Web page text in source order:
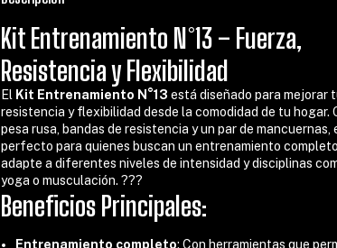
Kit Entrenamiento N°13 – Fuerza,
Resistencia y Flexibilidad
El Kit Entrenamiento N°13 está diseñado para mejorar
resistencia y flexibilidad desde la comodidad de tu hogar.
pesa rusa, bandas de resistencia y un par de mancuernas,
perfecto para quienes buscan un entrenamiento
adapte a diferentes niveles de intensidad y disciplinas
yoga o musculación. ??‍?
Beneficios Principales:
Entrenamiento completo: Con herramientas que